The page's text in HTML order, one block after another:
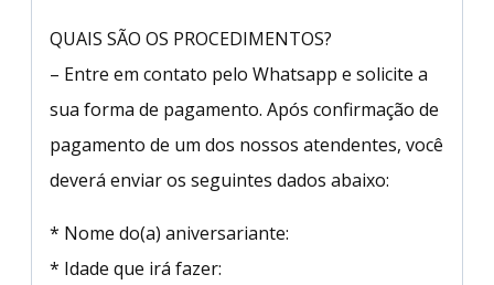
QUAIS SÃO OS PROCEDIMENTOS?
– Entre em contato pelo Whatsapp e solicite a
sua forma de pagamento. Após confirmação de
pagamento de um dos nossos atendentes, você
deverá enviar os seguintes dados abaixo:
* Nome do(a) aniversariante:
* Idade que irá fazer: